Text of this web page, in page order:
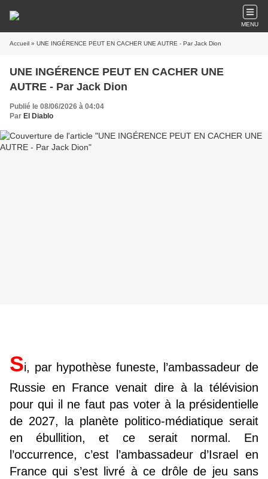
MENU
Accueil » UNE INGÉRENCE PEUT EN CACHER UNE AUTRE - Par Jack Dion
UNE INGÉRENCE PEUT EN CACHER UNE
AUTRE - Par Jack Dion
Publié le 08/06/2026 à 04:04
Par El Diablo
Si, par hypothèse funeste, l’ambassadeur de
Russie en France venait dire à la télévision
pour qui il ne faut pas voter à la présidentielle
de 2027, la planète politico-médiatique serait
en ébullition, et ce serait normal. En
l’occurrence, c’est l’ambassadeur d’Israel en
France qui s’est livré à ce drôle de jeu sans